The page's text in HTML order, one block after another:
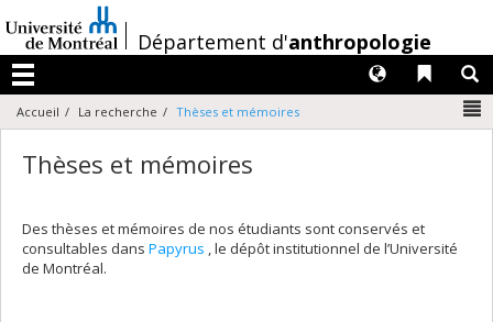
au
contenu
/Département d'anthropologie
Menu
Liens
Langues
Accueil La recherche Thèses et mémoires
Thèses et mémoires
Des thèses et mémoires de nos étudiants sont conservés et
consultables dans Papyrus , le dépôt institutionnel de l’Université
de Montréal.